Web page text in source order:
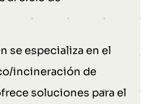
se especializa en el
incineración de
soluciones para el